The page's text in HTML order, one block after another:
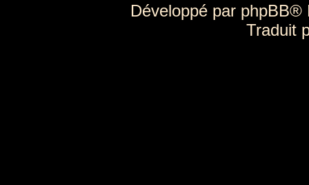
Développé par phpBB®
Traduit